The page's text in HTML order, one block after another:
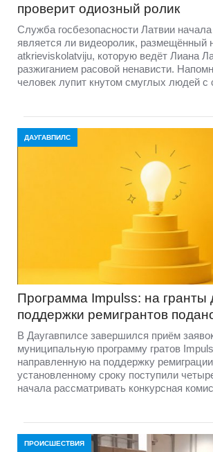
проверит одиозный ролик
Служба госбезопасности Латвии
является ли видеоролик, размещённый
atkrieviskolatviju, которую ведёт Лиана
разжиганием расовой ненависти.
человек лупит кнутом смуглых людей с
ДАУГАВПИЛС
Программа Impulss: на гранты
поддержки ремигрантов
В Даугавпилсе завершился приём
муниципальную программу гратов
направленную на поддержку
установленному сроку поступили
начала рассматривать конкурсная
ПРОИСШЕСТВИЯ